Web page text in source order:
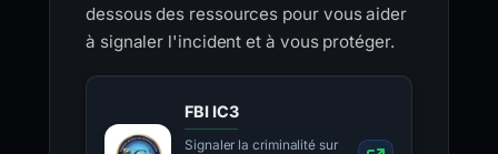
dessous des ressources pour vous aider
à signaler l'incident et à vous protéger.
FBI IC3
Signaler la criminalité sur